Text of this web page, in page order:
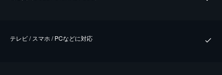
テレビ / スマホ / PCなどに対応